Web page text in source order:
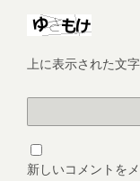
上に表示された文
新しいコメントを